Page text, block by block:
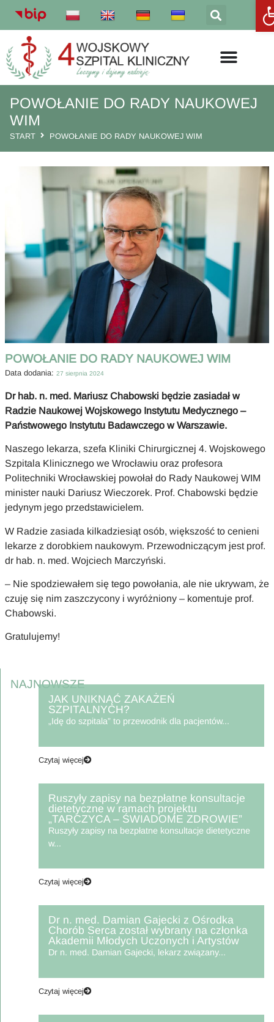
POWOŁANIE DO RADY NAUKOWEJ
WIM
START POWOŁANIE DO RADY NAUKOWEJ WIM
POWOŁANIE DO RADY NAUKOWEJ WIM
Data dodania: 27 sierpnia 2024
Dr hab. n. med. Mariusz Chabowski będzie zasiadał w
Radzie Naukowej Wojskowego Instytutu Medycznego –
Państwowego Instytutu Badawczego w Warszawie.
Naszego lekarza, szefa Kliniki Chirurgicznej 4. Wojskowego
Szpitala Klinicznego we Wrocławiu oraz profesora
Politechniki Wrocławskiej powołał do Rady Naukowej WIM
minister nauki Dariusz Wieczorek. Prof. Chabowski będzie
jedynym jego przedstawicielem.
W Radzie zasiada kilkadziesiąt osób, większość to cenieni
lekarze z dorobkiem naukowym. Przewodniczącym jest prof.
dr hab. n. med. Wojciech Marczyński.
– Nie spodziewałem się tego powołania, ale nie ukrywam, że
czuję się nim zaszczycony i wyróżniony – komentuje prof.
Chabowski.
Gratulujemy!
NAJNOWSZE
JAK UNIKNĄĆ ZAKAŻEŃ
SZPITALNYCH?
„Idę do szpitala” to przewodnik dla pacjentów...
Czytaj więcej
Ruszyły zapisy na bezpłatne konsultacje
dietetyczne w ramach projektu
„TARCZYCA – ŚWIADOME ZDROWIE”
Ruszyły zapisy na bezpłatne konsultacje dietetyczne
w...
Czytaj więcej
Dr n. med. Damian Gajecki z Ośrodka
Chorób Serca został wybrany na członka
Akademii Młodych Uczonych i Artystów
Dr n. med. Damian Gajecki, lekarz związany...
Czytaj więcej